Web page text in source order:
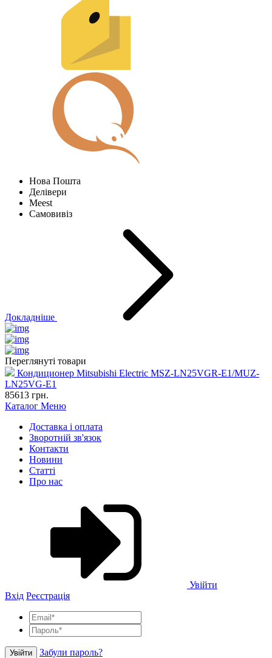
Нова Пошта
Делівери
Meest
Самовивіз
Докладніше
Переглянуті товари
Кондиционер Mitsubishi Electric MSZ-LN25VGR-E1/MUZ-
LN25VG-E1
85613 грн.
Каталог Меню
Доставка і оплата
Зворотній зв'язок
Контакти
Новини
Статті
Про нас
Увійти
Вхід Реєстрація
Увійти Забули пароль?